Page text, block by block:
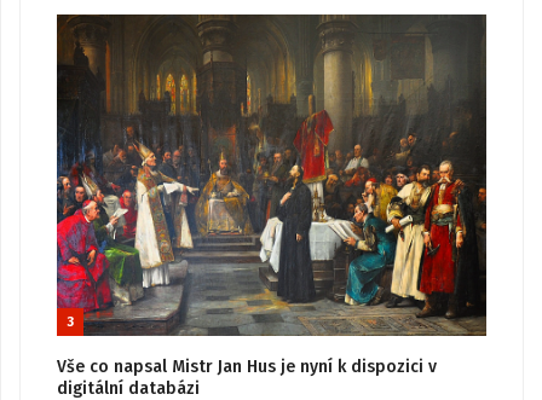
3
Vše co napsal Mistr Jan Hus je nyní k dispozici v
digitální databázi